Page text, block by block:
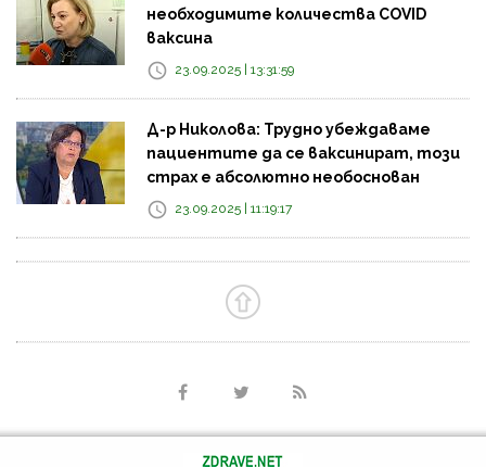
необходимите количества COVID
ваксина
23.09.2025 | 13:31:59
Д-р Николова: Трудно убеждаваме
пациентите да се ваксинират, този
страх е абсолютно необоснован
23.09.2025 | 11:19:17